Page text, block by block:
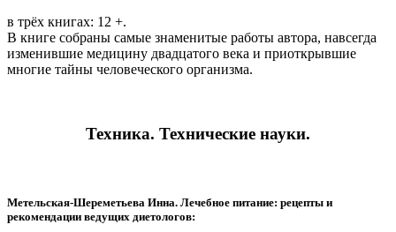
в трёх книгах: 12 +.
В книге собраны самые знаменитые работы автора, навсегда
изменившие медицину двадцатого века и приоткрывшие
многие тайны человеческого организма.
Техника. Технические науки.
Метельская-Шереметьева Инна. Лечебное питание: рецепты и
рекомендации ведущих диетологов: